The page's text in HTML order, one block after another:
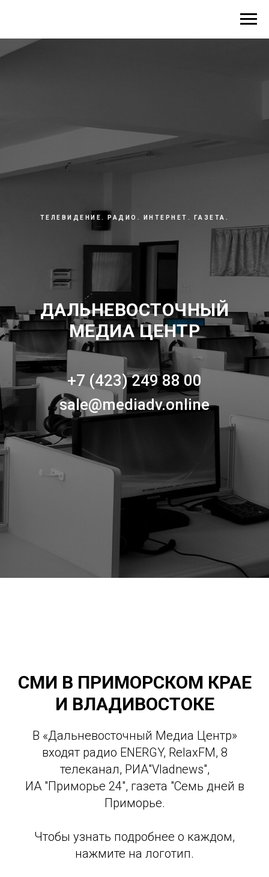
ТЕЛЕВИДЕНИЕ. РАДИО. ИНТЕРНЕТ. ГАЗЕТА.
ДАЛЬНЕВОСТОЧНЫЙ
МЕДИА ЦЕНТР
+7 (423) 249 88 00
sale@mediadv.online
СМИ В ПРИМОРСКОМ КРАЕ
И ВЛАДИВОСТОКЕ
В «Дальневосточный Медиа Центр»
входят радио ENERGY, RelaxFM, 8
телеканал, РИА"Vladnews",
ИА "Приморье 24", газета "Семь дней в
Приморье.
Чтобы узнать подробнее о каждом,
нажмите на логотип.